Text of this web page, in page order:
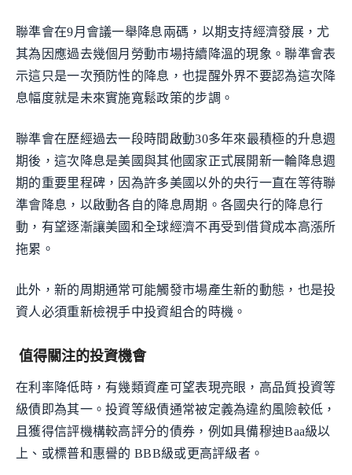
聯準會在9月會議一舉降息兩碼，以期支持經濟發展，尤
其為因應過去幾個月勞動市場持續降溫的現象。聯準會表
示這只是一次預防性的降息，也提醒外界不要認為這次降
息幅度就是未來實施寬鬆政策的步調。
聯準會在歷經過去一段時間啟動30多年來最積極的升息週
期後，這次降息是美國與其他國家正式展開新一輪降息週
期的重要里程碑，因為許多美國以外的央行一直在等待聯
準會降息，以啟動各自的降息周期。各國央行的降息行
動，有望逐漸讓美國和全球經濟不再受到借貸成本高漲所
拖累。
此外，新的周期通常可能觸發市場產生新的動態，也是投
資人必須重新檢視手中投資組合的時機。
值得關注的投資機會
在利率降低時，有幾類資產可望表現亮眼，高品質投資等
級債即為其一。投資等級債通常被定義為違約風險較低，
且獲得信評機構較高評分的債券，例如具備穆迪Baa級以
上、或標普和惠譽的 BBB級或更高評級者。